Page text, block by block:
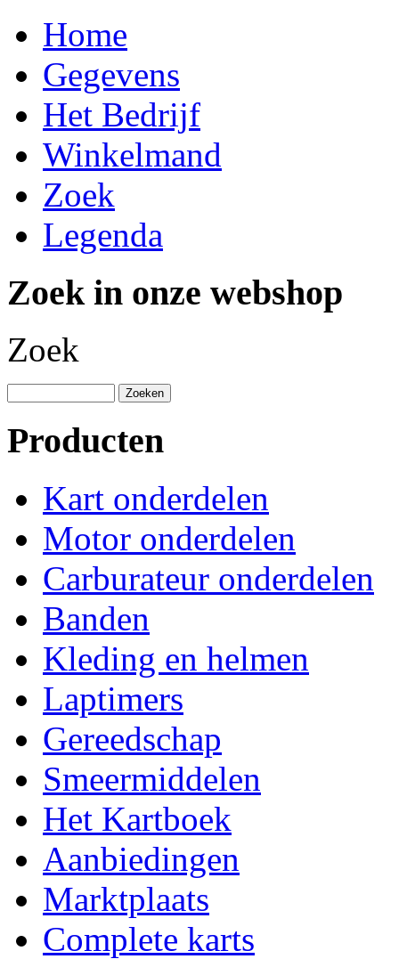
Home
Gegevens
Het Bedrijf
Winkelmand
Zoek
Legenda
Zoek in onze webshop
Zoek
Producten
Kart onderdelen
Motor onderdelen
Carburateur onderdelen
Banden
Kleding en helmen
Laptimers
Gereedschap
Smeermiddelen
Het Kartboek
Aanbiedingen
Marktplaats
Complete karts